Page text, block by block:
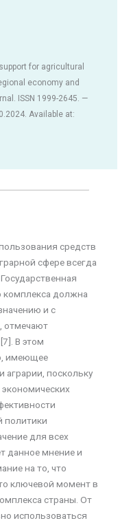
for agricultural
economy and
ISSN 1999-2645. —
Available at:
средств
сфере всегда
должна
и с
отмечают
В этом
имеющее
аграрии, поскольку
политики
для всех
данное мнение и
на то, что
ключевой момент в
страны. От
использоваться